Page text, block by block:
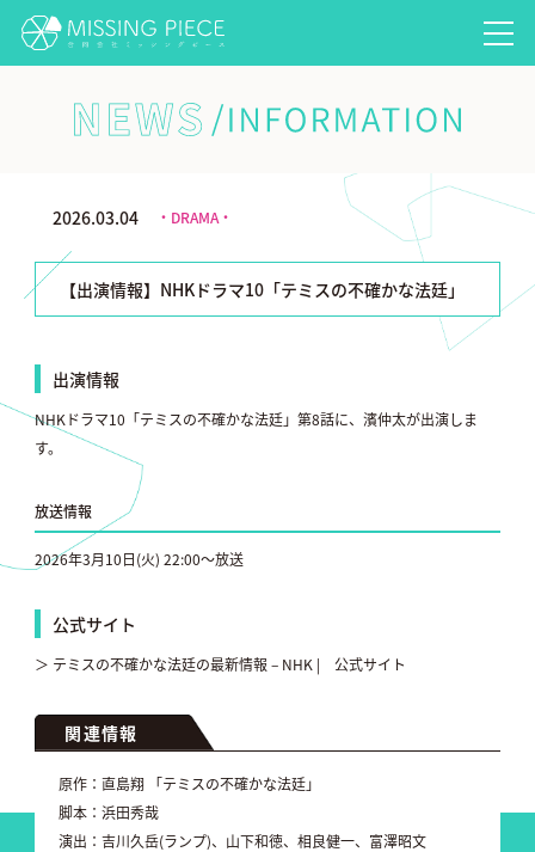
NEWS/INFORMATION
2026.03.04 ・DRAMA・
【出演情報】NHKドラマ10「テミスの不確かな法廷」
出演情報
NHKドラマ10「テミスの不確かな法廷」第8話に、濱仲太が出演しま
す。
放送情報
2026年3月10日(火) 22:00〜放送
公式サイト
＞ テミスの不確かな法廷の最新情報 – NHK | 公式サイト
関連情報
原作：直島翔 「テミスの不確かな法廷」
脚本：浜田秀哉
演出：吉川久岳(ランプ)、山下和徳、相良健一、富澤昭文